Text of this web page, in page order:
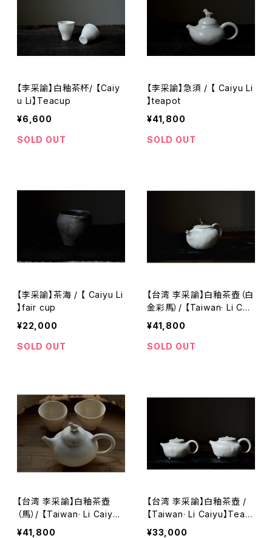
【李采諭】白釉茶杯/ 【Caiy
u Li】Teacup
¥6,600
SOLD OUT
【李采諭】急須 / 【 Caiyu Li
】teapot
¥41,800
SOLD OUT
【李采諭】茶海 / 【 Caiyu Li
】fair cup
¥22,000
SOLD OUT
【台湾 李采諭】白釉茶壺（白
金彩馬）/ 【Taiwan· Li Cai
yu】Teapot
¥41,800
SOLD OUT
【台湾 李采諭】白釉茶壺
（馬）/ 【Taiwan· Li Caiyu】
Teapot
¥41,800
【台湾 李采諭】白釉茶壺 /
【Taiwan· Li Caiyu】Teap
ot
¥33,000